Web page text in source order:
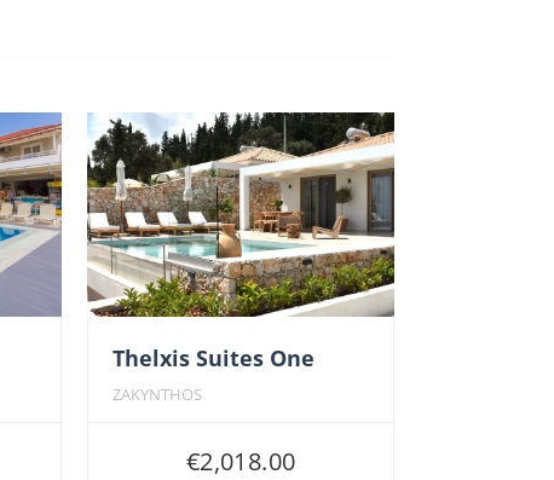
Thelxis Suites One
ZAKYNTHOS
€2,018.00